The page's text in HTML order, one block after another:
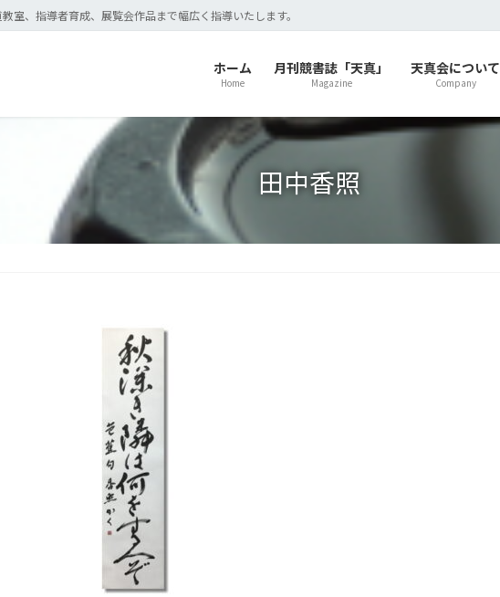
室、指導者育成、展覧会作品まで幅広く指導いたします。
ホーム
Home
月刊競書誌「天真」
Magazine
天真会について
Company
田中香照